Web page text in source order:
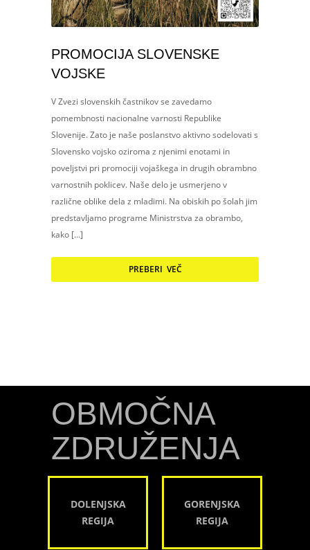
PROMOCIJA SLOVENSKE
VOJSKE
V Zvezi slovenskih častnikov se zavedamo
pomembnosti nacionalne varnosti Republike
Slovenije. Zato je naše poslanstvo aktivno sodelovati s
Slovensko vojsko oziroma z njenimi enotami in
poveljstvi pri promociji vojaškega in drugih obrambno
varnostnih poklicev. Naše delo je usmerjeno v
različne oblike dela z mladimi. Na obiskih po šolah jim
predstavljamo programe Ministrstva za obrambo,
kako […]
PREBERI VEČ
OBMOČNA
ZDRUŽENJA
DOLENJSKA
REGIJA
GORENJSKA
REGIJA